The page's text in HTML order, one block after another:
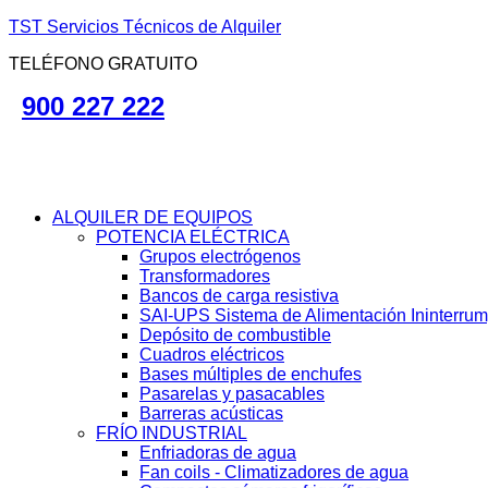
TST Servicios Técnicos de Alquiler
TELÉFONO GRATUITO
900 227 222
ALQUILER DE EQUIPOS
POTENCIA ELÉCTRICA
Grupos electrógenos
Transformadores
Bancos de carga resistiva
SAI-UPS Sistema de Alimentación
Depósito de combustible
Cuadros eléctricos
Bases múltiples de enchufes
Pasarelas y pasacables
Barreras acústicas
FRÍO INDUSTRIAL
Enfriadoras de agua
Fan coils - Climatizadores de agua